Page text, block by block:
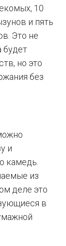
10
и пять
Это не
будет
но это
без
и
камедь.
из
деле это
в